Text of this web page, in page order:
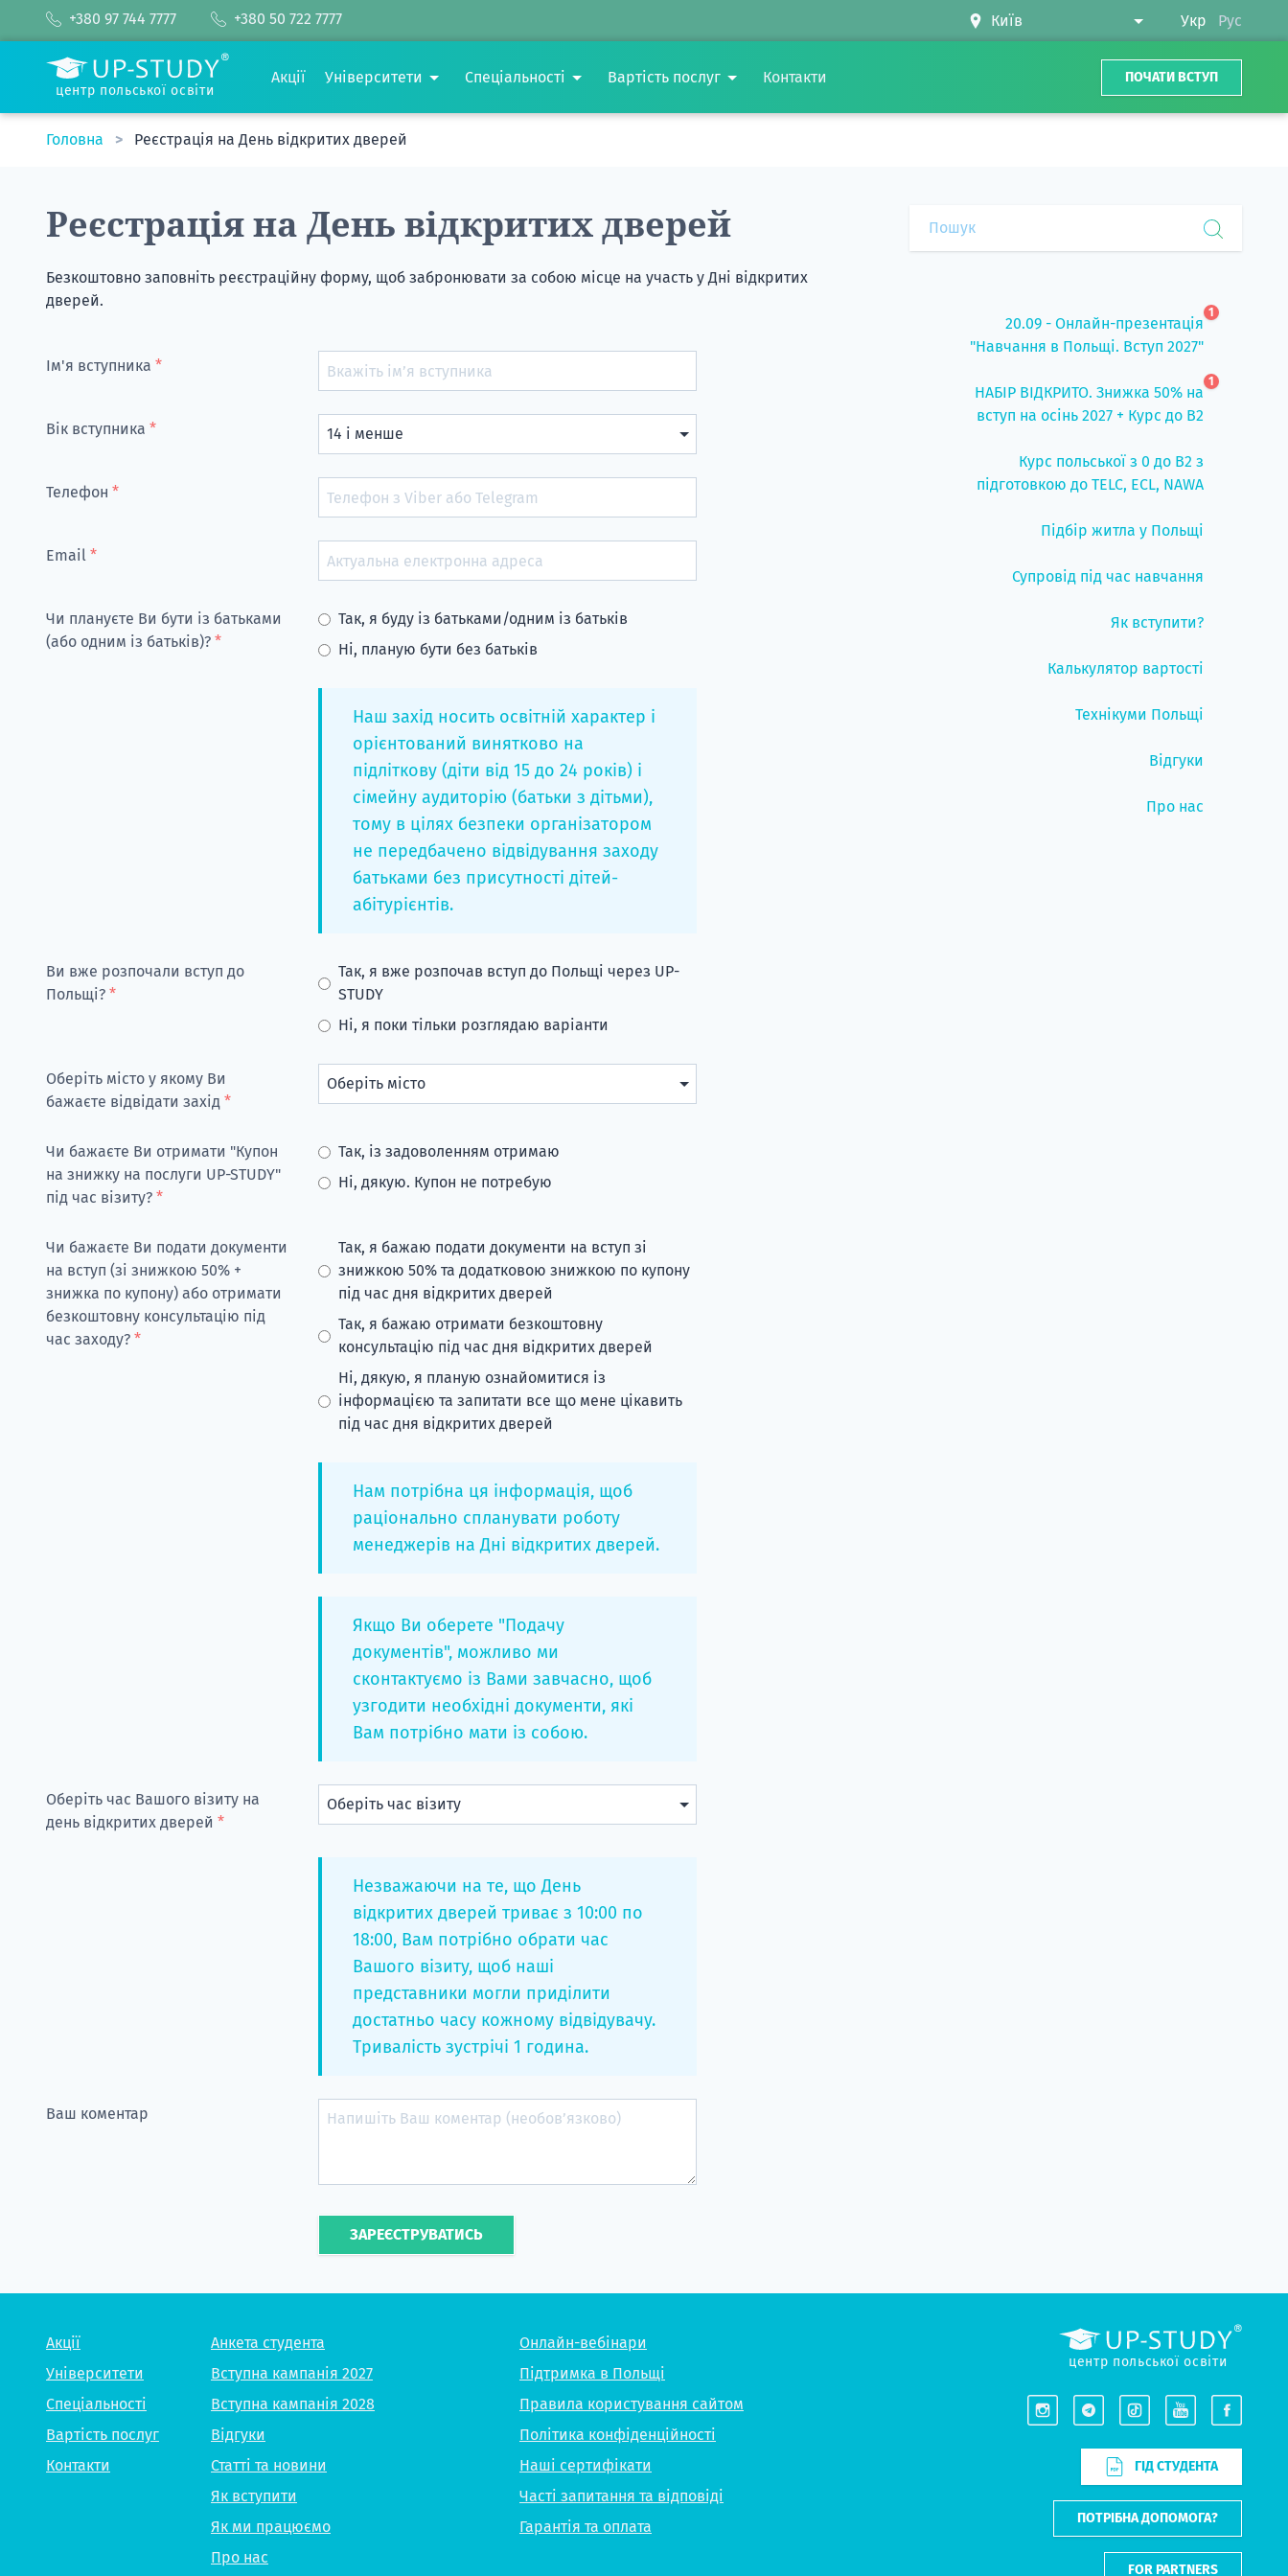
+380 97 744 7777 +380 50 722 7777 Укр Рус
центр польської освіти
Акції Університети Спеціальності Вартість послуг Контакти ПОЧАТИ ВСТУП
Головна Реєстрація на День відкритих дверей
Реєстрація на День відкритих дверей
Безкоштовно заповніть реєстраційну форму, щоб забронювати за собою місце на участь у Дні відкритих
дверей.
Ім'я вступника *
Вік вступника *
Телефон *
Email *
Чи плануєте Ви бути із батьками
(або одним із батьків)? *
Так, я буду із батьками/одним із батьків
Ні, планую бути без батьків
Наш захід носить освітній характер і
орієнтований винятково на
підліткову (діти від 15 до 24 років) і
сімейну аудиторію (батьки з дітьми),
тому в цілях безпеки організатором
не передбачено відвідування заходу
батьками без присутності дітей-
абітурієнтів.
Ви вже розпочали вступ до
Польщі? *
Так, я вже розпочав вступ до Польщі через UP-
STUDY
Ні, я поки тільки розглядаю варіанти
Оберіть місто у якому Ви
бажаєте відвідати захід *
Чи бажаєте Ви отримати "Купон
на знижку на послуги UP-STUDY"
під час візиту? *
Так, із задоволенням отримаю
Ні, дякую. Купон не потребую
Чи бажаєте Ви подати документи
на вступ (зі знижкою 50% +
знижка по купону) або отримати
безкоштовну консультацію під
час заходу? *
Так, я бажаю подати документи на вступ зі
знижкою 50% та додатковою знижкою по купону
під час дня відкритих дверей
Так, я бажаю отримати безкоштовну
консультацію під час дня відкритих дверей
Ні, дякую, я планую ознайомитися із
інформацією та запитати все що мене цікавить
під час дня відкритих дверей
Нам потрібна ця інформація, щоб
раціонально спланувати роботу
менеджерів на Дні відкритих дверей.
Якщо Ви оберете "Подачу
документів", можливо ми
сконтактуємо із Вами завчасно, щоб
узгодити необхідні документи, які
Вам потрібно мати із собою.
Оберіть час Вашого візиту на
день відкритих дверей *
Незважаючи на те, що День
відкритих дверей триває з 10:00 по
18:00, Вам потрібно обрати час
Вашого візиту, щоб наші
представники могли приділити
достатньо часу кожному відвідувачу.
Тривалість зустрічі 1 година.
Ваш коментар
ЗАРЕЄСТРУВАТИСЬ
20.09 - Онлайн-презентація
"Навчання в Польщі. Вступ 2027"
1
НАБІР ВІДКРИТО. Знижка 50% на
вступ на осінь 2027 + Курс до B2
1
Курс польської з 0 до B2 з
підготовкою до TELC, ECL, NAWA
Підбір житла у Польщі
Супровід під час навчання
Як вступити?
Калькулятор вартості
Технікуми Польщі
Відгуки
Про нас
Акції
Університети
Спеціальності
Вартість послуг
Контакти
Анкета студента
Вступна кампанія 2027
Вступна кампанія 2028
Відгуки
Статті та новини
Як вступити
Як ми працюємо
Про нас
Онлайн-вебінари
Підтримка в Польщі
Правила користування сайтом
Політика конфіденційності
Наші сертифікати
Часті запитання та відповіді
Гарантія та оплата
центр польської освіти
ГІД СТУДЕНТА
ПОТРІБНА ДОПОМОГА?
FOR PARTNERS